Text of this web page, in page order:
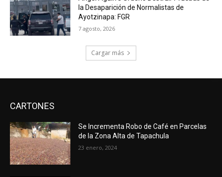
la Desaparición de Normalistas de
Ayotzinapa: FGR
7 agosto, 2026
Cargar más
CARTONES
Se Incrementa Robo de Café en Parcelas
de la Zona Alta de Tapachula
23 enero, 2024